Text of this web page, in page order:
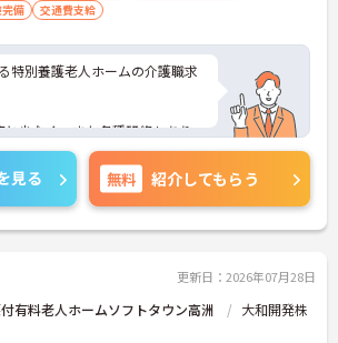
備 交通費支給
特別養護老人ホームの介護職求
少なく、また各種研修もあり
せる環境です◎
面接対策ポイントなど、詳細を
でお気軽にご相談ください。
見る 無料 紹介してもらう
更新日：2026年07月28日
有料老人ホームソフトタウン高洲
大和開発株